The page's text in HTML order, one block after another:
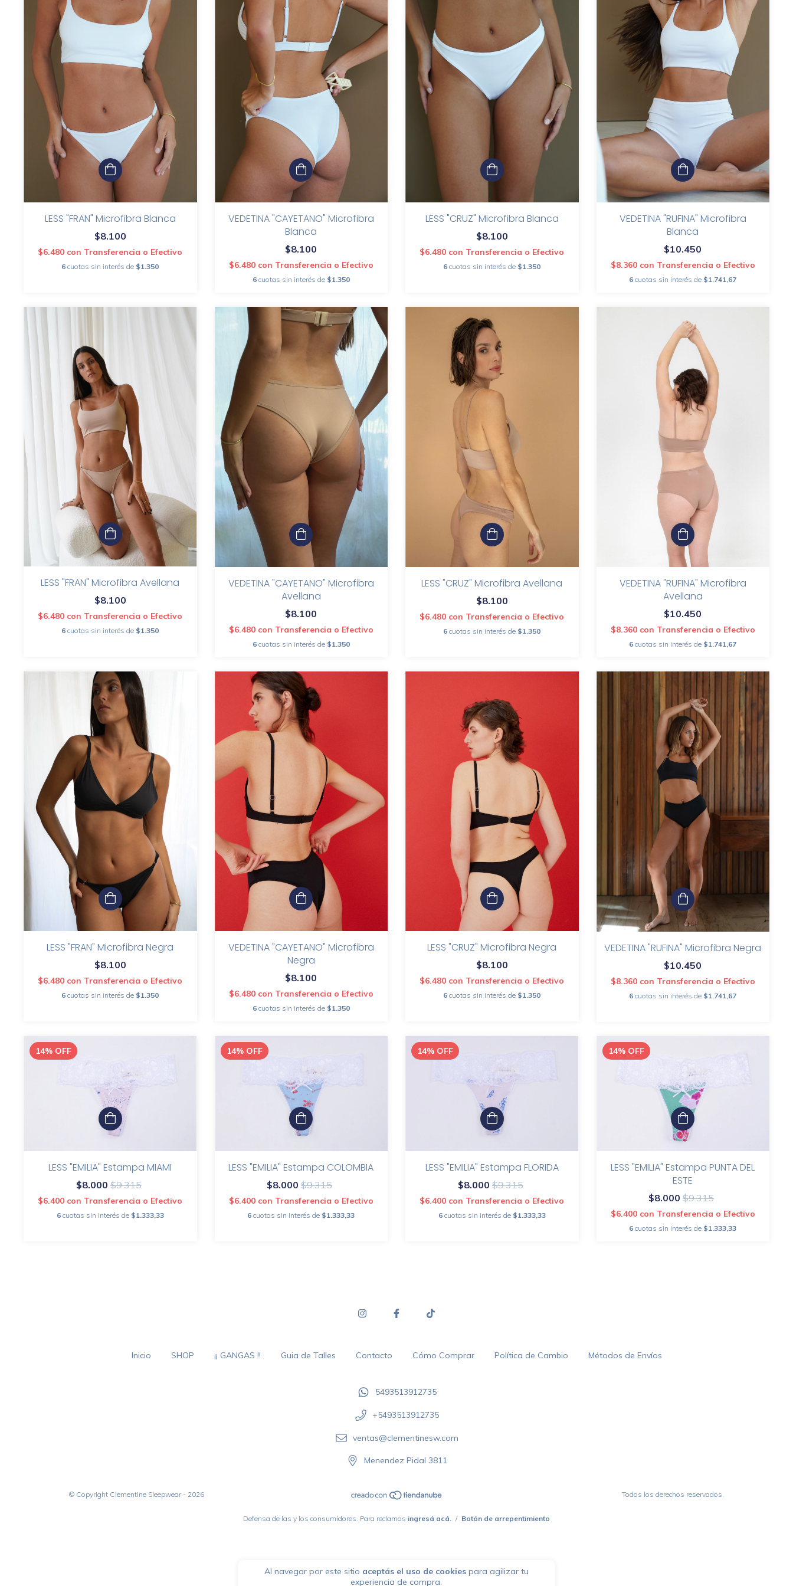
Al navegar por este sitio aceptás el uso de cookiespara agilizar tu
experiencia de compra.
LESS "FRAN" Microfibra Blanca
$8.100
$6.480 con Transferencia o Efectivo
6 cuotas sin interés de $1.350
VEDETINA "CAYETANO" Microfibra
Blanca
$8.100
$6.480 con Transferencia o Efectivo
6 cuotas sin interés de $1.350
LESS "CRUZ" Microfibra Blanca
$8.100
$6.480 con Transferencia o Efectivo
6 cuotas sin interés de $1.350
VEDETINA "RUFINA" Microfibra
Blanca
$10.450
$8.360 con Transferencia o Efectivo
6 cuotas sin interés de $1.741,67
LESS "FRAN" Microfibra Avellana
$8.100
$6.480 con Transferencia o Efectivo
6 cuotas sin interés de $1.350
VEDETINA "CAYETANO" Microfibra
Avellana
$8.100
$6.480 con Transferencia o Efectivo
6 cuotas sin interés de $1.350
LESS "CRUZ" Microfibra Avellana
$8.100
$6.480 con Transferencia o Efectivo
6 cuotas sin interés de $1.350
VEDETINA "RUFINA" Microfibra
Avellana
$10.450
$8.360 con Transferencia o Efectivo
6 cuotas sin interés de $1.741,67
LESS "FRAN" Microfibra Negra
$8.100
$6.480 con Transferencia o Efectivo
6 cuotas sin interés de $1.350
VEDETINA "CAYETANO" Microfibra
Negra
$8.100
$6.480 con Transferencia o Efectivo
6 cuotas sin interés de $1.350
LESS "CRUZ" Microfibra Negra
$8.100
$6.480 con Transferencia o Efectivo
6 cuotas sin interés de $1.350
VEDETINA "RUFINA" Microfibra Negra
$10.450
$8.360 con Transferencia o Efectivo
6 cuotas sin interés de $1.741,67
14% OFF
LESS "EMILIA" Estampa MIAMI
$8.000 $9.315
$6.400 con Transferencia o Efectivo
6 cuotas sin interés de $1.333,33
14% OFF
LESS "EMILIA" Estampa COLOMBIA
$8.000$9.315
$6.400 con Transferencia o Efectivo
6 cuotas sin interés de $1.333,33
14% OFF
LESS "EMILIA" Estampa FLORIDA
$8.000 $9.315
$6.400 con Transferencia o Efectivo
6 cuotas sin interés de $1.333,33
14% OFF
LESS "EMILIA" Estampa PUNTA DEL
ESTE
$8.000$9.315
$6.400 con Transferencia o Efectivo
6 cuotas sin interés de $1.333,33
Inicio SHOP ¡¡ GANGAS !! Guia de Talles Contacto Cómo Comprar Política de Cambio Métodos de Envíos
5493513912735
+5493513912735‬
ventas@clementinesw.com
Menendez Pidal 3811
© Copyright Clementine Sleepwear - 2026 Todos los derechos reservados.
Defensa de las y los consumidores. Para reclamos ingresá acá. / Botón de arrepentimiento